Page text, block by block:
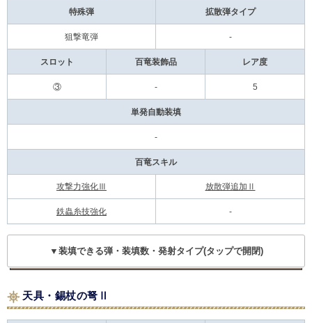
特殊弾 拡散弾タイプ
狙撃竜弾 -
スロット 百竜装飾品 レア度
③ - 5
単発自動装填
-
百竜スキル
攻撃力強化Ⅲ 放散弾追加Ⅱ
鉄蟲糸技強化 -
▼装填できる弾・装填数・発射タイプ(タップで開閉)
天具・錫杖の弩Ⅱ